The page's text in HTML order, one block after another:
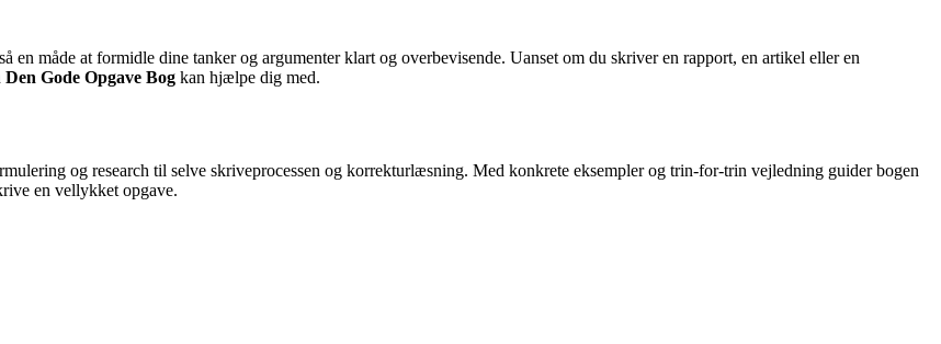
en måde at formidle dine tanker og argumenter klart og overbevisende. Uanset om du skriver en rapport, en artikel eller en
Den Gode Opgave Bog kan hjælpe dig med.
og research til selve skriveprocessen og korrekturlæsning. Med konkrete eksempler og trin-for-trin vejledning guider bogen
en vellykket opgave.